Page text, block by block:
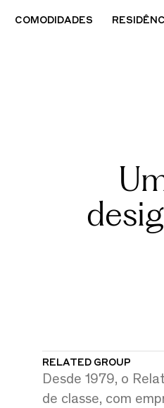
COMODIDADES
RELATED GROUP
Desde 1979, o
de classe, com